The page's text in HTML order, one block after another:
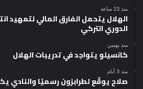
منذ 23 ساعة
الهلال يتحمل الفارق المالي لتمهيد
الدوري التركي
منذ يومين
كانسيلو يتواجد في تدريبات الهلال
منذ 3 أيام
صلاح يوقّع لطرابزون رسميًا والنادي